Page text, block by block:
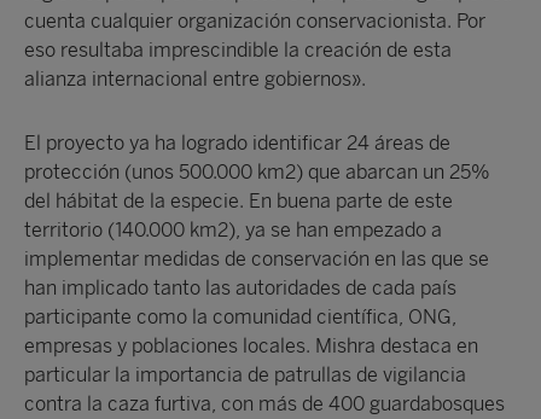
cuenta cualquier organización conservacionista. Por
eso resultaba imprescindible la creación de esta
alianza internacional entre gobiernos».
El proyecto ya ha logrado identificar 24 áreas de
protección (unos 500.000 km2) que abarcan un 25%
del hábitat de la especie. En buena parte de este
territorio (140.000 km2), ya se han empezado a
implementar medidas de conservación en las que se
han implicado tanto las autoridades de cada país
participante como la comunidad científica, ONG,
empresas y poblaciones locales. Mishra destaca en
particular la importancia de patrullas de vigilancia
contra la caza furtiva, con más de 400 guardabosques